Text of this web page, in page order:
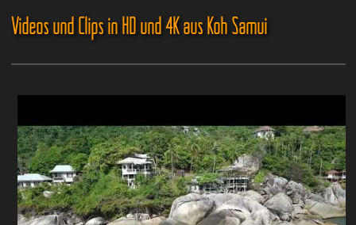
Videos und Clips in HD und 4K aus Koh Samui